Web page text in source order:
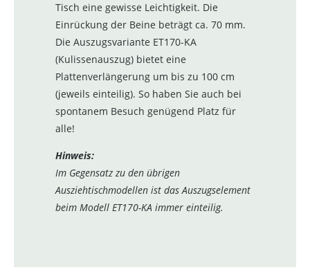
Tisch eine gewisse Leichtigkeit. Die
Einrückung der Beine beträgt ca. 70 mm.
Die Auszugsvariante ET170-KA
(Kulissenauszug) bietet eine
Plattenverlängerung um bis zu 100 cm
(jeweils einteilig). So haben Sie auch bei
spontanem Besuch genügend Platz für
alle!
Hinweis:
Im Gegensatz zu den übrigen
Ausziehtischmodellen ist das Auszugselement
beim Modell ET170-KA immer einteilig.